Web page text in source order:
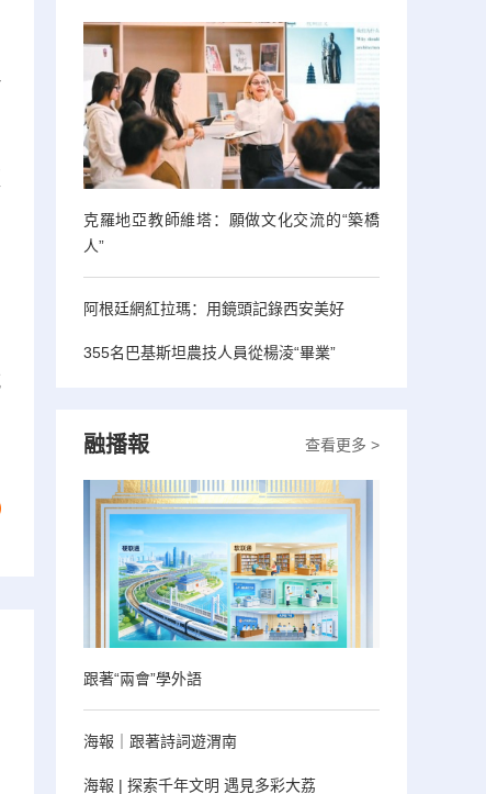
克羅地亞教師維塔：願做文化交流的“築橋
人”
阿根廷網紅拉瑪：用鏡頭記錄西安美好
355名巴基斯坦農技人員從楊淩“畢業”
查看更多 >
融播報
跟著“兩會”學外語
海報｜跟著詩詞遊渭南
海報 | 探索千年文明 遇見多彩大荔